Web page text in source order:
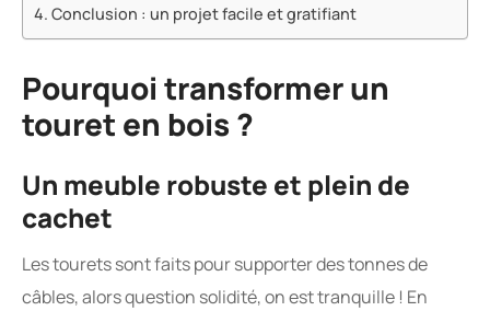
Conclusion : un projet facile et gratifiant
Pourquoi transformer un
touret en bois ?
Un meuble robuste et plein de
cachet
Les tourets sont faits pour supporter des tonnes de
câbles, alors question solidité, on est tranquille ! En